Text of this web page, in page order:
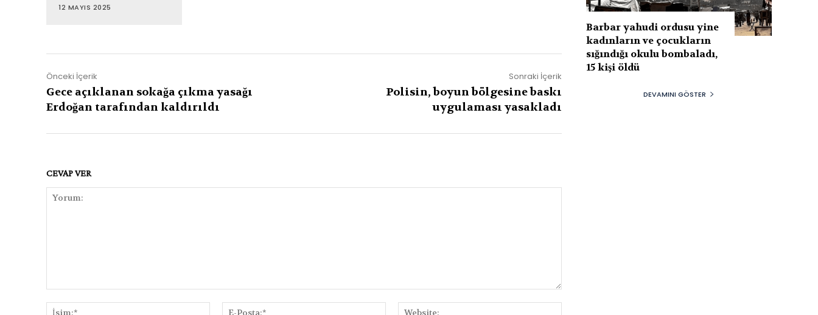
12 MAYIS 2025
Önceki İçerik
Gece açıklanan sokağa çıkma yasağı
Erdoğan tarafından kaldırıldı
Sonraki İçerik
Polisin, boyun bölgesine baskı
uygulaması yasakladı
CEVAP VER
İsim:*
Barbar yahudi ordusu yine
kadınların ve çocukların
sığındığı okulu bombaladı,
15 kişi öldü
DEVAMINI GÖSTER